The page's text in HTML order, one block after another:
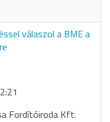
válaszol a BME a
Fordítóiroda Kft.